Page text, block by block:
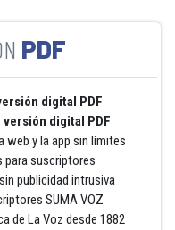
PDF
digital PDF
versión digital PDF
web y la app sin límites
suscriptores
publicidad intrusiva
SUMA VOZ
de La Voz desde 1882